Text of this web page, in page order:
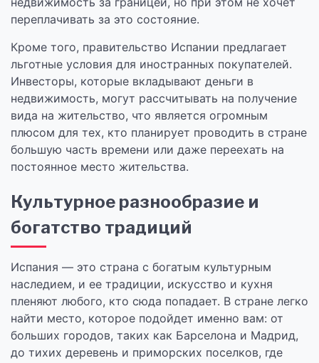
переплачивать за это состояние.
Кроме того, правительство Испании предлагает
льготные условия для иностранных покупателей.
Инвесторы, которые вкладывают деньги в
недвижимость, могут рассчитывать на получение
вида на жительство, что является огромным
плюсом для тех, кто планирует проводить в стране
большую часть времени или даже переехать на
постоянное место жительства.
Культурное разнообразие и
богатство традиций
Испания — это страна с богатым культурным
наследием, и ее традиции, искусство и кухня
пленяют любого, кто сюда попадает. В стране легко
найти место, которое подойдет именно вам: от
больших городов, таких как Барселона и Мадрид,
до тихих деревень и приморских поселков, где